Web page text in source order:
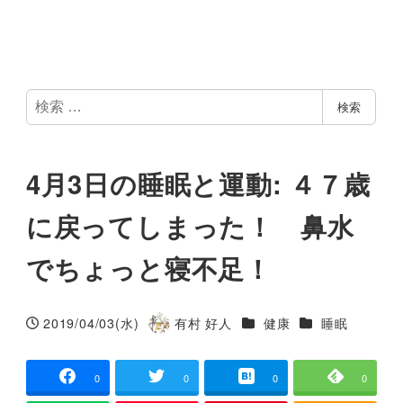
検
索
検索
4月3日の睡眠と運動: ４７歳
に戻ってしまった！ 鼻水
でちょっと寝不足！
投稿日
2019/04/03(水)
著
有村 好人 カテゴリー
健康 カテゴリー
睡眠
0 0 0 0